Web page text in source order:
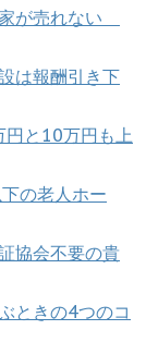
が売れない
は報酬引き下
と10万円も上
の老人ホー
協会不要の貴
ときの4つのコ